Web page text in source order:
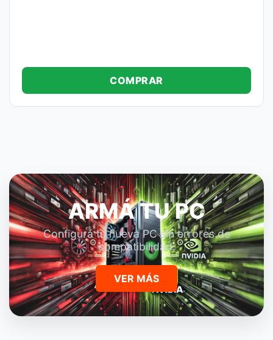
COMPRAR
ARMÁ TU PC
Configurá tu nueva PC sin errores de
compatibilidad.
VER MÁS